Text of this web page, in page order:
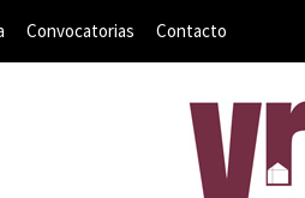
Convocatorias Contacto